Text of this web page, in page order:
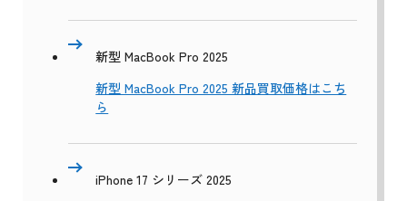
新型 MacBook Pro 2025
新型 MacBook Pro 2025 新品買取価格はこち
ら
iPhone 17 シリーズ 2025